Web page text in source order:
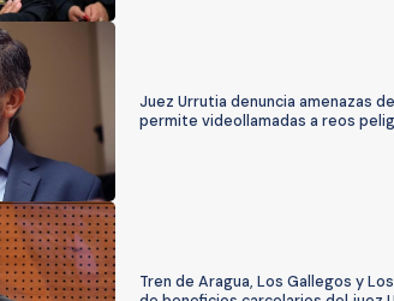
Juez Urrutia denuncia amenazas
permite videollamadas a reos
Tren de Aragua, Los Gallegos y